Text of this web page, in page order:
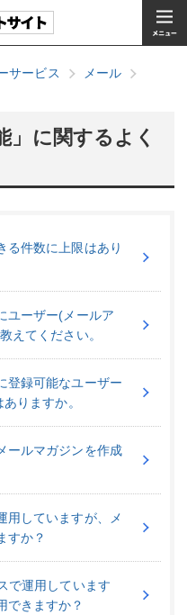
サービス
メール
」に関するよく
る件数に上限はあり
ユーザー(メールア
えてください。
登録可能なユーザー
りますか。
ールマガジンを作成
用していますが、メ
すか？
で運用しています
できますか？